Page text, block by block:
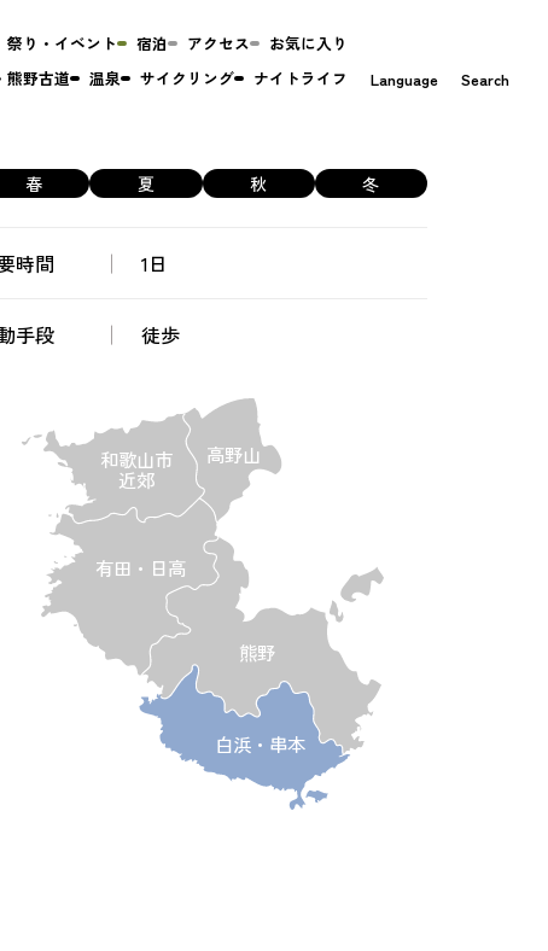
春 夏 秋 冬
時間 1日
手段 徒歩
和歌山市
近郊
高野山
有田・日高
熊野
白浜・串本
祭り・イベント 宿泊 アクセス
お気に入り
熊野古道 温泉 サイクリング ナイトライフ Search
Language